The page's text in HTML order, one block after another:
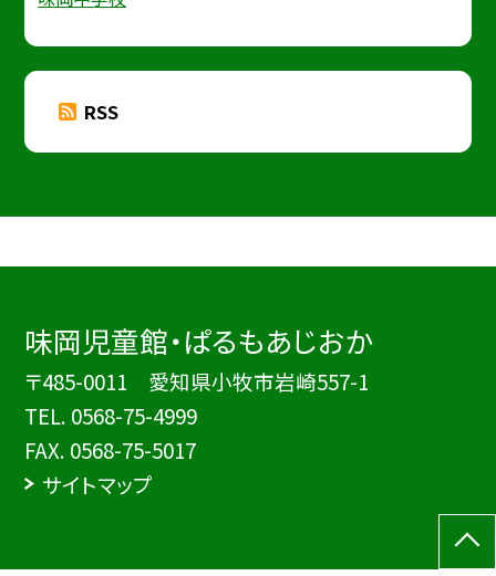
RSS
味岡児童館・ぱるもあじおか
〒485-0011 愛知県小牧市岩崎557-1
TEL. 0568-75-4999
FAX. 0568-75-5017
サイトマップ